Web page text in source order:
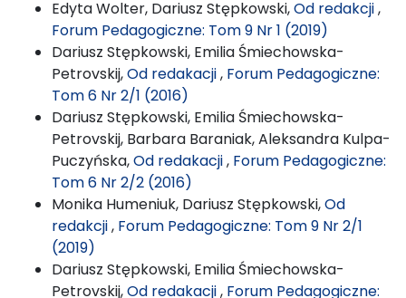
Edyta Wolter, Dariusz Stępkowski,Od redakcji,
Forum Pedagogiczne: Tom 9 Nr 1 (2019)
Dariusz Stępkowski, Emilia Śmiechowska-
Petrovskij,Od redakacji, Forum Pedagogiczne:
Tom 6 Nr 2/1 (2016)
Dariusz Stępkowski, Emilia Śmiechowska-
Petrovskij, Barbara Baraniak, Aleksandra Kulpa-
Puczyńska,Od redakacji, Forum Pedagogiczne:
Tom 6 Nr 2/2 (2016)
Monika Humeniuk, Dariusz Stępkowski,Od
redakcji, Forum Pedagogiczne: Tom 9 Nr 2/1
(2019)
Dariusz Stępkowski, Emilia Śmiechowska-
Petrovskij,Od redakacji, Forum Pedagogiczne: